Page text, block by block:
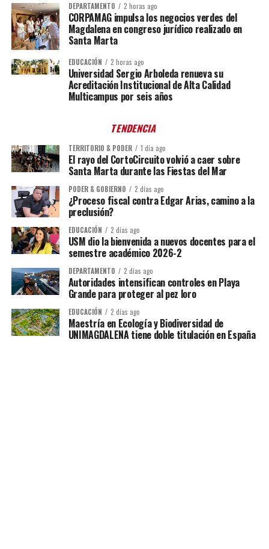
DEPARTAMENTO 2 horas ago
CORPAMAG impulsa los negocios verdes del
Magdalena en congreso jurídico realizado en
Santa Marta
EDUCACIÓN 2 horas ago
Universidad Sergio Arboleda renueva su
Acreditación Institucional de Alta Calidad
Multicampus por seis años
TENDENCIA
TERRITORIO & PODER 1 día ago
El rayo del CortoCircuito volvió a caer sobre
Santa Marta durante las Fiestas del Mar
PODER & GOBIERNO 2 días ago
¿Proceso fiscal contra Edgar Arias, camino a la
preclusión?
EDUCACIÓN 2 días ago
USM dio la bienvenida a nuevos docentes para el
semestre académico 2026-2
DEPARTAMENTO 2 días ago
Autoridades intensifican controles en Playa
Grande para proteger al pez loro
EDUCACIÓN 2 días ago
Maestría en Ecología y Biodiversidad de
UNIMAGDALENA tiene doble titulación en España